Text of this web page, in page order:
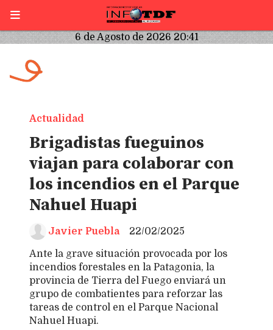
6 de Agosto de 2026 20:41
Brigadistas fueguinos
viajan para colaborar con
los incendios en el Parque
Nahuel Huapi
Ante la grave situación provocada por los
incendios forestales en la Patagonia, la
provincia de Tierra del Fuego enviará un
grupo de combatientes para reforzar las
tareas de control en el Parque Nacional
Nahuel Huapi.
Actualidad
22/02/2025
Javier Puebla